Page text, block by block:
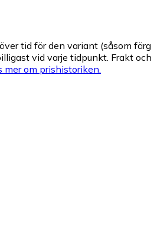
tid för den variant (såsom färg
vid varje tidpunkt. Frakt och
mer om prishistoriken.